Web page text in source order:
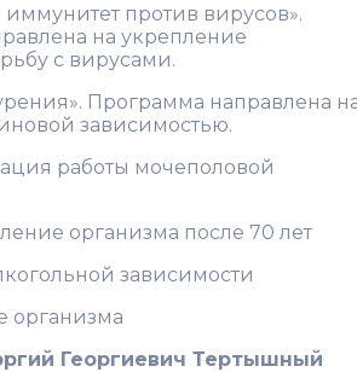
против вирусов».
на укрепление
с вирусами.
Программа направлена
зависимостью.
работы мочеполовой
организма после 70 лет
зависимости
Георгиевич Тертышный